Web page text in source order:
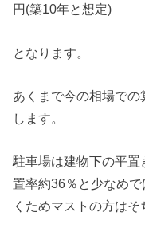
円(築10年と想定)
となります。
あくまで今の相場で
します。
駐車場は建物下の平
置率約36％と少なめ
くためマストの方はそ